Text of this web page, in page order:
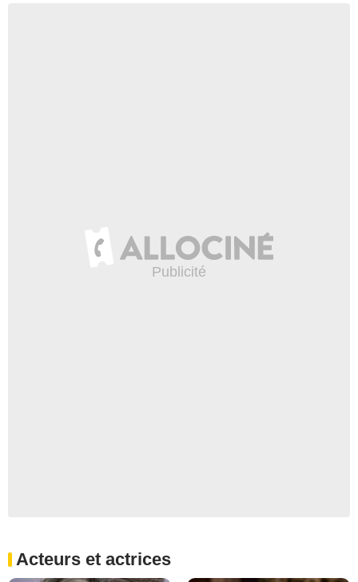
Acteurs et actrices